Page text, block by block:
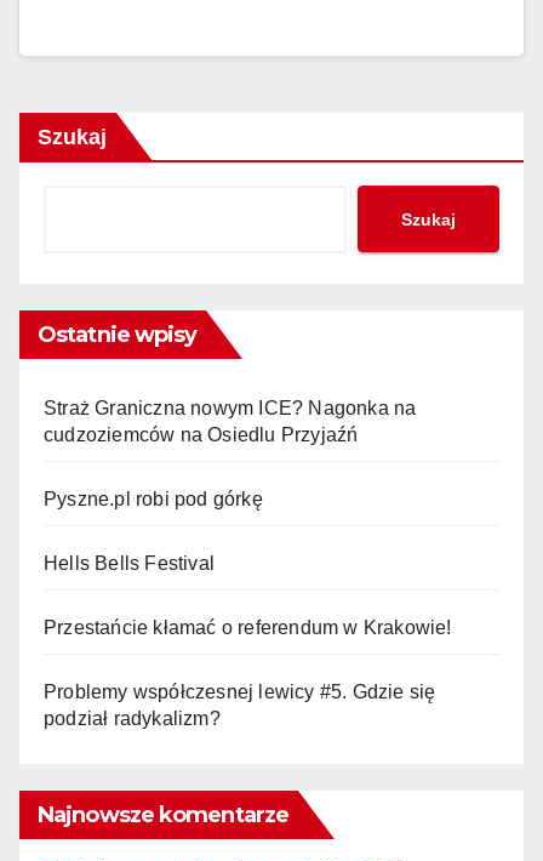
Szukaj
Szukaj
Ostatnie wpisy
Straż Graniczna nowym ICE? Nagonka na
cudzoziemców na Osiedlu Przyjaźń
Pyszne.pl robi pod górkę
Hells Bells Festival
Przestańcie kłamać o referendum w Krakowie!
Problemy współczesnej lewicy #5. Gdzie się
podział radykalizm?
Najnowsze komentarze